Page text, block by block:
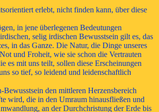
erlebt, nicht finden kann, über diese
in jene überlegenen Bedeutungen
selig irdischen Bewusstsein gilt es, das
in das Ganze. Die Natur, die Dinge unseres
und Froheit, wie sie schon die Vertrauten
es mit uns teilt, sollen diese Erscheinungen
so tief, so leidend und leidenschaftlich
den mittleren Herzensbereich
wird, die in den Umraum hinausfließen und
an der Durchchristung der Erde bis